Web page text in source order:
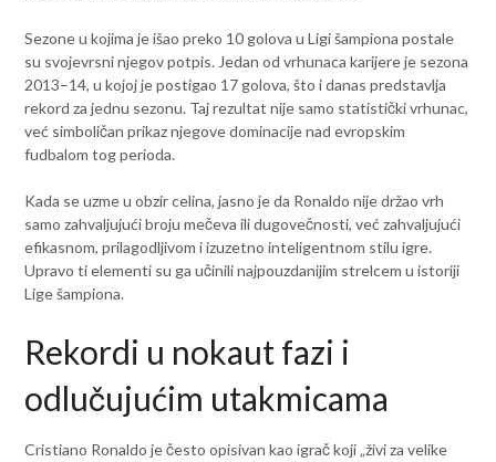
Sezone u kojima je išao preko 10 golova u Ligi šampiona postale
su svojevrsni njegov potpis. Jedan od vrhunaca karijere je sezona
2013–14, u kojoj je postigao 17 golova, što i danas predstavlja
rekord za jednu sezonu. Taj rezultat nije samo statistički vrhunac,
već simboličan prikaz njegove dominacije nad evropskim
fudbalom tog perioda.
Kada se uzme u obzir celina, jasno je da Ronaldo nije držao vrh
samo zahvaljujući broju mečeva ili dugovečnosti, već zahvaljujući
efikasnom, prilagodljivom i izuzetno inteligentnom stilu igre.
Upravo ti elementi su ga učinili najpouzdanijim strelcem u istoriji
Lige šampiona.
Rekordi u nokaut fazi i
odlučujućim utakmicama
Cristiano Ronaldo je često opisivan kao igrač koji „živi za velike